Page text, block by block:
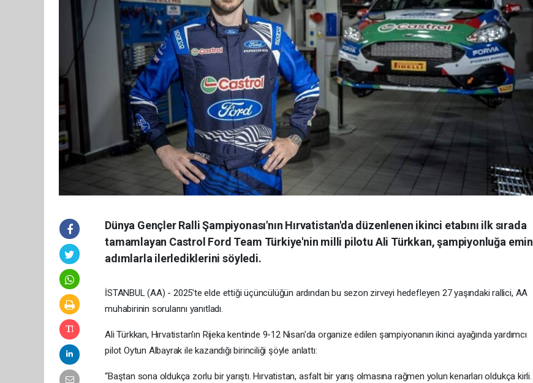
Dünya Gençler Ralli Şampiyonası'nın Hırvatistan'da düzenlenen ikinci etabını ilk sırada
tamamlayan Castrol Ford Team Türkiye'nin milli pilotu Ali Türkkan, şampiyonluğa emin
adımlarla ilerlediklerini söyledi.
İSTANBUL (AA) - 2025'te elde ettiği üçüncülüğün ardından bu sezon zirveyi hedefleyen 27 yaşındaki rallici, AA
muhabirinin sorularını yanıtladı.
Ali Türkkan, Hırvatistan'ın Rijeka kentinde 9-12 Nisan'da organize edilen şampiyonanın ikinci ayağında yardımcı
pilot Oytun Albayrak ile kazandığı birinciliği şöyle anlattı:
“Baştan sona oldukça zorlu bir yarıştı. Hırvatistan, asfalt bir yarış olmasına rağmen yolun kenarları oldukça kirli.